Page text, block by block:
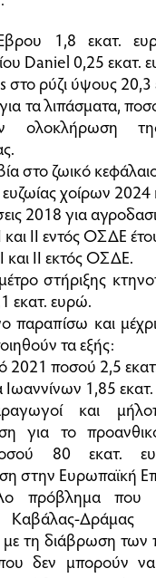
1,8 εκατ.
Daniel 0,25 εκατ.
στο ρύζι ύψους 20,3
τα λιπάσµατα,
ολοκλήρωση της
στο ζωικό
χοίρων 2024
2018 για
ΙΙ εντός ΟΣ∆Ε
ΙΙ εκτός ΟΣ∆Ε.
στήριξης
εκατ. ευρώ.
παραπίσω και
τα εξής:
2021 ποσού 2,5
Ιωαννίνων 1,85
και
για το
80 εκατ.
στην Ευρωπαϊκή
πρόβληµα που
Καβάλας-
τη διάβρωση των
δεν µπορούν να